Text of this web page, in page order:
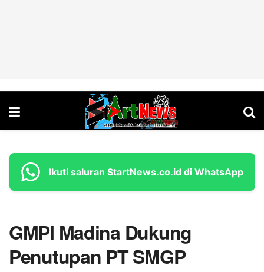
Ikuti saluran StartNews.co.id di WhatsApp
GMPI Madina Dukung
Penutupan PT SMGP